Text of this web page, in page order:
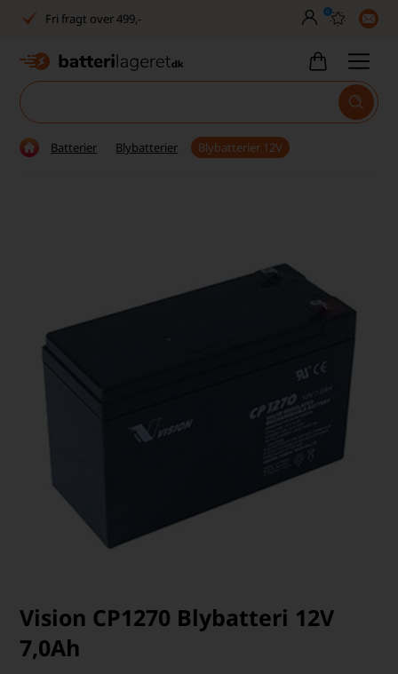
Fri fragt over 499,-
Dansk lager
30 dages returret
0
Batterier Blybatterier Blybatterier 12V
Vision CP1270 Blybatteri 12V
7,0Ah